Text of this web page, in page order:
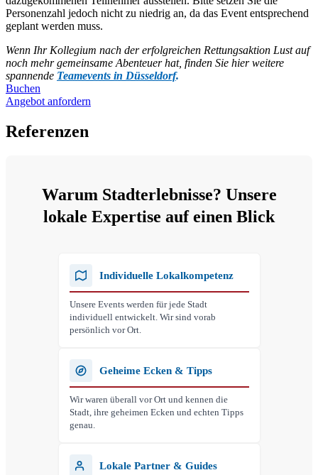
Personenzahl jedoch nicht zu niedrig an, da das Event entsprechend
geplant werden muss.
Wenn Ihr Kollegium nach der erfolgreichen Rettungsaktion Lust auf
noch mehr gemeinsame Abenteuer hat, finden Sie hier weitere
spannende Teamevents in Düsseldorf.
Buchen
Angebot anfordern
Referenzen
Warum Stadterlebnisse? Unsere
lokale Expertise auf einen Blick
Individuelle Lokalkompetenz
Unsere Events werden für jede Stadt
individuell entwickelt. Wir sind vorab
persönlich vor Ort.
Geheime Ecken & Tipps
Wir waren überall vor Ort und kennen die
Stadt, ihre geheimen Ecken und echten Tipps
genau.
Lokale Partner & Guides